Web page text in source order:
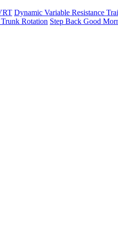
Dynamic Variable Resistance
Rotation Step Back Good